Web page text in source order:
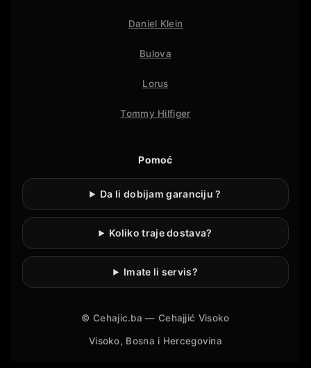
Daniel Klein
Bulova
Lorus
Tommy Hilfiger
Pomoć
Da li dobijam garanciju ?
Koliko traje dostava?
Imate li servis?
©Cehajic.ba — Cehajjić Visoko
Visoko, Bosna i Hercegovina